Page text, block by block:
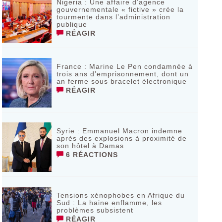
Nigeria : Une affaire d’agence
gouvernementale « fictive » crée la
tourmente dans l’administration
publique
RÉAGIR
France : Marine Le Pen condamnée à
trois ans d’emprisonnement, dont un
an ferme sous bracelet électronique
RÉAGIR
Syrie : Emmanuel Macron indemne
après des explosions à proximité de
son hôtel à Damas
6 RÉACTIONS
Tensions xénophobes en Afrique du
Sud : La haine enflamme, les
problèmes subsistent
RÉAGIR